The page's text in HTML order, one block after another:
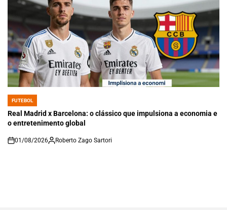
POSTED
IN
FUTEBOL
Real Madrid x Barcelona: o clássico que impulsiona a economia e
o entretenimento global
on
01/08/2026 Roberto Zago Sartori